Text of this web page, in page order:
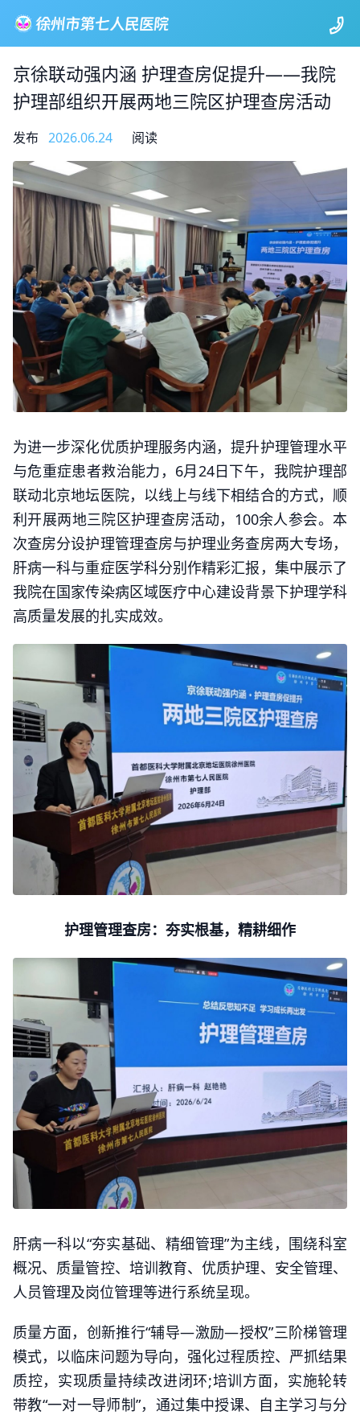
京徐联动强内涵 护理查房促提升——我院
护理部组织开展两地三院区护理查房活动
发布 2026.06.24 阅读
为进一步深化优质护理服务内涵，提升护理管理水平
与危重症患者救治能力，6月24日下午，我院护理部
联动北京地坛医院，以线上与线下相结合的方式，顺
利开展两地三院区护理查房活动，100余人参会。本
次查房分设护理管理查房与护理业务查房两大专场，
肝病一科与重症医学科分别作精彩汇报，集中展示了
我院在国家传染病区域医疗中心建设背景下护理学科
高质量发展的扎实成效。
护理管理查房：夯实根基，精耕细作
肝病一科以“夯实基础、精细管理”为主线，围绕科室
概况、质量管控、培训教育、优质护理、安全管理、
人员管理及岗位管理等进行系统呈现。
质量方面，创新推行“辅导—激励—授权”三阶梯管理
模式，以临床问题为导向，强化过程质控、严抓结果
质控，实现质量持续改进闭环;培训方面，实施轮转
带教“一对一导师制”，通过集中授课、自主学习与分